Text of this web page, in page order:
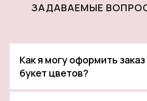
ЗАДАВАЕМЫЕ
Как я могу оформить
букет цветов?